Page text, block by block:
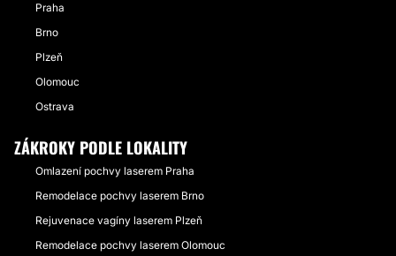
Praha
Brno
Plzeň
Olomouc
Ostrava
ZÁKROKY PODLE LOKALITY
Omlazení pochvy laserem Praha
Remodelace pochvy laserem Brno
Rejuvenace vagíny laserem Plzeň
Remodelace pochvy laserem Olomouc